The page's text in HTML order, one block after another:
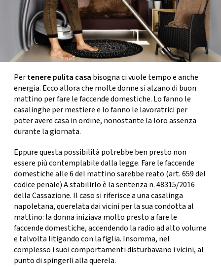
TV
PRINCIPATO
DI
RMC
CONSIGLIA
Pertenere pulita casa bisogna ci vuole tempo e anche
energia. Ecco allora che molte donne si alzano di buon
mattino per fare le faccende domestiche. Lo fanno le
casalinghe per mestiere e lo fanno le lavoratrici per
poter avere casa in ordine, nonostante la loro assenza
durante la giornata.
Eppure questa possibilità potrebbe ben presto non
essere più contemplabile dalla legge. Fare le faccende
domestiche alle 6 del mattino sarebbe reato (art. 659 del
codice penale) A stabilirlo è la sentenza n. 48315/2016
della Cassazione. Il caso si riferisce a una casalinga
napoletana, querelata dai vicini per la sua condotta al
mattino: la donna iniziava molto presto a fare le
faccende domestiche, accendendo la radio ad alto volume
e talvolta litigando con la figlia. Insomma, nel
complesso i suoi comportamenti disturbavano i vicini, al
punto di spingerli alla querela.